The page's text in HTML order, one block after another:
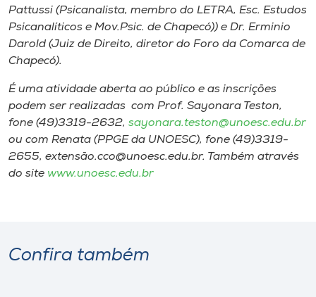
Pattussi (Psicanalista, membro do LETRA, Esc. Estudos
Psicanalíticos e Mov.Psic. de Chapecó)) e Dr. Erminio
Darold (Juiz de Direito, diretor do Foro da Comarca de
Chapecó).
É uma atividade aberta ao público e as inscrições
podem ser realizadas com Prof. Sayonara Teston,
fone (49)3319-2632, sayonara.teston@unoesc.edu.br
ou com Renata (PPGE da UNOESC), fone (49)3319-
2655, extensão.cco@unoesc.edu.br. Também através
do site www.unoesc.edu.br
Confira também